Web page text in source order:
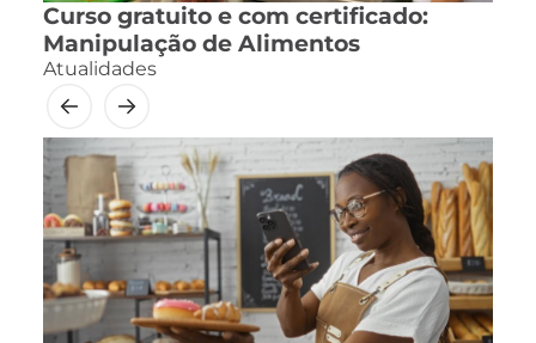
Curso gratuito e com certificado:
Manipulação de Alimentos
Atualidades